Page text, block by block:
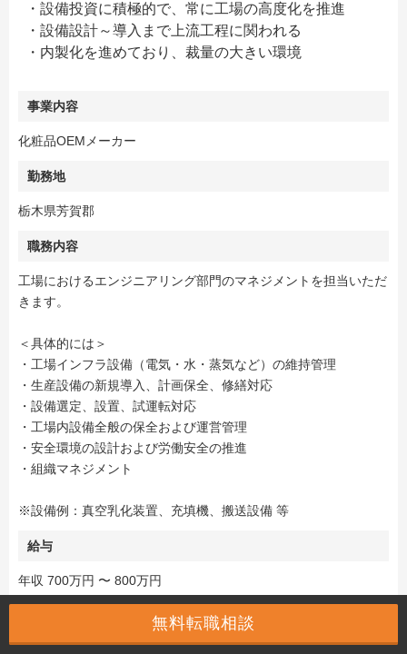
・設備投資に積極的で、常に工場の高度化を推進
・設備設計～導入まで上流工程に関われる
・内製化を進めており、裁量の大きい環境
事業内容
化粧品OEMメーカー
勤務地
栃木県芳賀郡
職務内容
工場におけるエンジニアリング部門のマネジメントを担当いただ
きます。
＜具体的には＞
・工場インフラ設備（電気・水・蒸気など）の維持管理
・生産設備の新規導入、計画保全、修繕対応
・設備選定、設置、試運転対応
・工場内設備全般の保全および運営管理
・安全環境の設計および労働安全の推進
・組織マネジメント
※設備例：真空乳化装置、充填機、搬送設備 等
給与
年収 700万円 〜 800万円
この求人を見る
無料転職相談